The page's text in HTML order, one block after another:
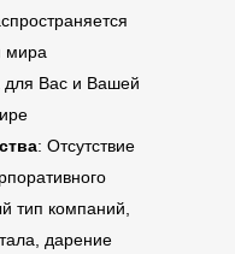
мира
для Вас и Вашей
: Отсутствие
тип компаний,
дарение